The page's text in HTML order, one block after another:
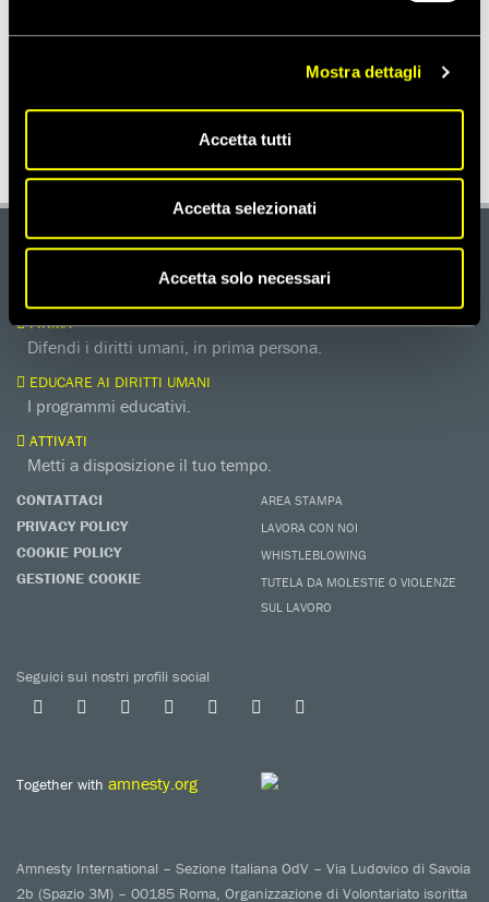
Mostra dettagli
Accetta tutti
Accetta selezionati
Accetta solo necessari
ITALIA
Aiutaci con una donazione, ora.
FIRMA
Difendi i diritti umani, in prima persona.
EDUCARE AI DIRITTI UMANI
I programmi educativi.
ATTIVATI
Metti a disposizione il tuo tempo.
CONTATTACI
PRIVACY POLICY
COOKIE POLICY
GESTIONE COOKIE
AREA STAMPA
LAVORA CON NOI
WHISTLEBLOWING
TUTELA DA MOLESTIE O VIOLENZE
SUL LAVORO
Seguici sui nostri profili social
Together with amnesty.org
Amnesty International – Sezione Italiana OdV – Via Ludovico di Savoia
2b (Spazio 3M) – 00185 Roma, Organizzazione di Volontariato iscritta